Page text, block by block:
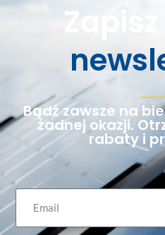
Zapisz
Bądź zawsze na
żadnej okazji.
rabaty i